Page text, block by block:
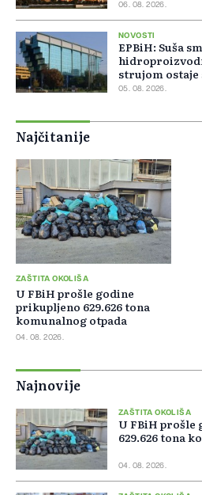
06. 08. 2026.
NOVOSTI
EPBiH: Suša
strujom ostaje
05. 08. 2026.
Najčitanije
ZAŠTITA OKOLIŠA
U FBiH prošle godine
prikupljeno 629.626 tona
komunalnog otpada
04. 08. 2026.
Najnovije
ZAŠTITA OKOLIŠA
U FBiH prošle
629.626 tona
04. 08. 2026.